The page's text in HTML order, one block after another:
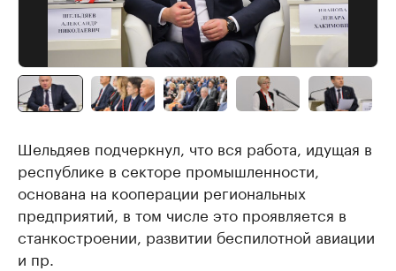
Шельдяев подчеркнул, что вся работа, идущая в
республике в секторе промышленности,
основана на кооперации региональных
предприятий, в том числе это проявляется в
станкостроении, развитии беспилотной авиации
и пр.